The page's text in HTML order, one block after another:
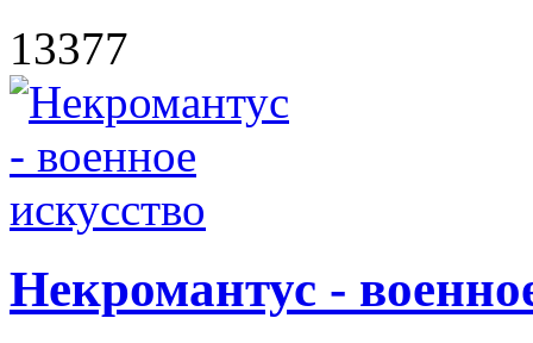
13377
Некромантус -